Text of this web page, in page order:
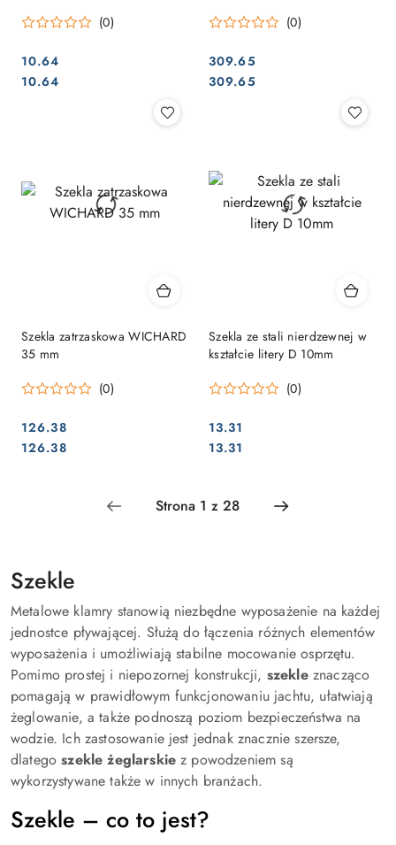
(0)
Cena:
10.64
Cena:
10.64
(0)
Cena:
309.65
Cena:
309.65
Szekla zatrzaskowa WICHARD
35 mm
(0)
Cena:
126.38
Cena:
126.38
Szekla ze stali nierdzewnej w
kształcie litery D 10mm
(0)
Cena:
13.31
Cena:
13.31
Szekle
Metalowe klamry stanowią niezbędne wyposażenie na każdej
jednostce pływającej. Służą do łączenia różnych elementów
wyposażenia i umożliwiają stabilne mocowanie osprzętu.
Pomimo prostej i niepozornej konstrukcji, szekleznacząco
pomagają w prawidłowym funkcjonowaniu jachtu, ułatwiają
żeglowanie, a także podnoszą poziom bezpieczeństwa na
wodzie. Ich zastosowanie jest jednak znacznie szersze,
dlategoszekle żeglarskie z powodzeniem są
wykorzystywane także w innych branżach.
Szekle – co to jest?